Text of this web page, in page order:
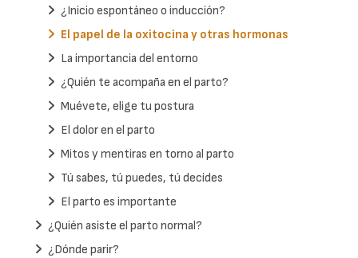
¿Inicio espontáneo o inducción?
El papel de la oxitocina y otras hormonas
La importancia del entorno
¿Quién te acompaña en el parto?
Muévete, elige tu postura
El dolor en el parto
Mitos y mentiras en torno al parto
Tú sabes, tú puedes, tú decides
El parto es importante
¿Quién asiste el parto normal?
¿Dónde parir?